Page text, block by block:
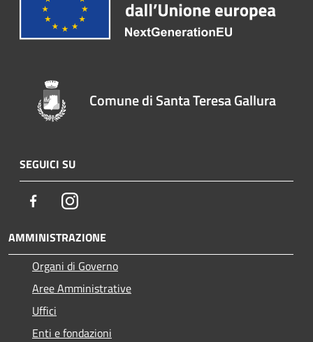
Comune di Santa Teresa Gallura
SEGUICI SU
FacebookInstagram
AMMINISTRAZIONE
Organi di Governo
Aree Amministrative
Uffici
Enti e fondazioni